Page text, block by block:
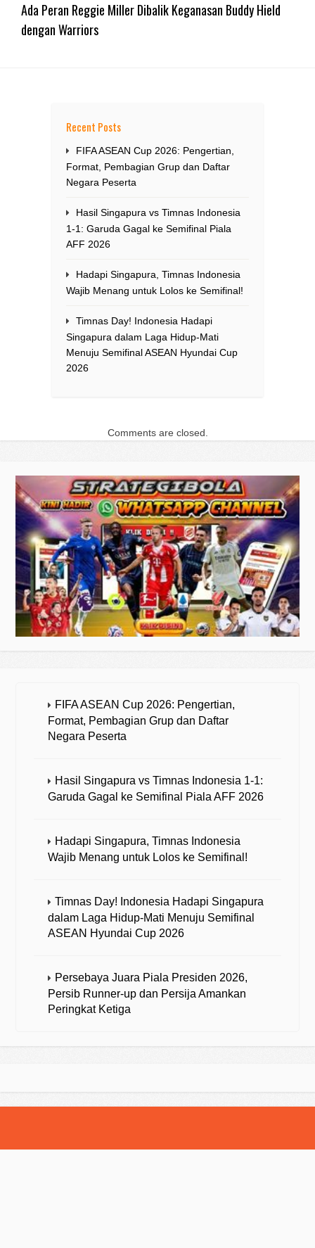
Ada Peran Reggie Miller Dibalik Keganasan Buddy Hield
dengan Warriors
Recent Posts
FIFA ASEAN Cup 2026: Pengertian,
Format, Pembagian Grup dan Daftar
Negara Peserta
Hasil Singapura vs Timnas Indonesia
1-1: Garuda Gagal ke Semifinal Piala
AFF 2026
Hadapi Singapura, Timnas Indonesia
Wajib Menang untuk Lolos ke Semifinal!
Timnas Day! Indonesia Hadapi
Singapura dalam Laga Hidup-Mati
Menuju Semifinal ASEAN Hyundai Cup
2026
Comments are closed.
FIFA ASEAN Cup 2026: Pengertian,
Format, Pembagian Grup dan Daftar
Negara Peserta
Hasil Singapura vs Timnas Indonesia 1-1:
Garuda Gagal ke Semifinal Piala AFF 2026
Hadapi Singapura, Timnas Indonesia
Wajib Menang untuk Lolos ke Semifinal!
Timnas Day! Indonesia Hadapi Singapura
dalam Laga Hidup-Mati Menuju Semifinal
ASEAN Hyundai Cup 2026
Persebaya Juara Piala Presiden 2026,
Persib Runner-up dan Persija Amankan
Peringkat Ketiga